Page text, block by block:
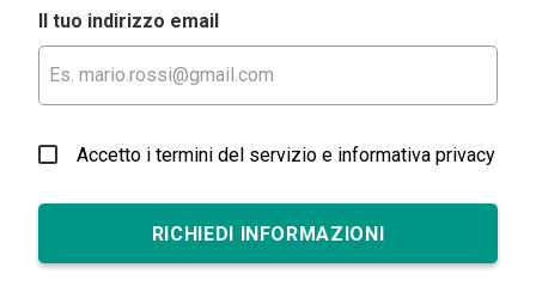
Il tuo indirizzo email
Accetto i termini del servizio e informativa privacy
RICHIEDI INFORMAZIONI